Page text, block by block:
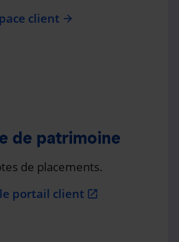
client arrow_forward
de patrimoine
de placements.
le portail client open_in_new